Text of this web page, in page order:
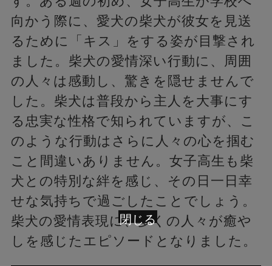
向かう際に、愛犬の柴犬が彼女を見送
るために「キス」をする姿が目撃され
ました。柴犬の愛情深い行動に、周囲
の人々は感動し、驚きを隠せませんで
した。柴犬は普段から主人を大事にす
る忠実な性格で知られていますが、こ
のような行動はさらに人々の心を掴む
こと間違いありません。女子高生も柴
犬との特別な絆を感じ、その日一日幸
せな気持ちで過ごしたことでしょう。
柴犬の愛情表現に、多くの人々が癒や
しを感じたエピソードとなりました。
閉じる